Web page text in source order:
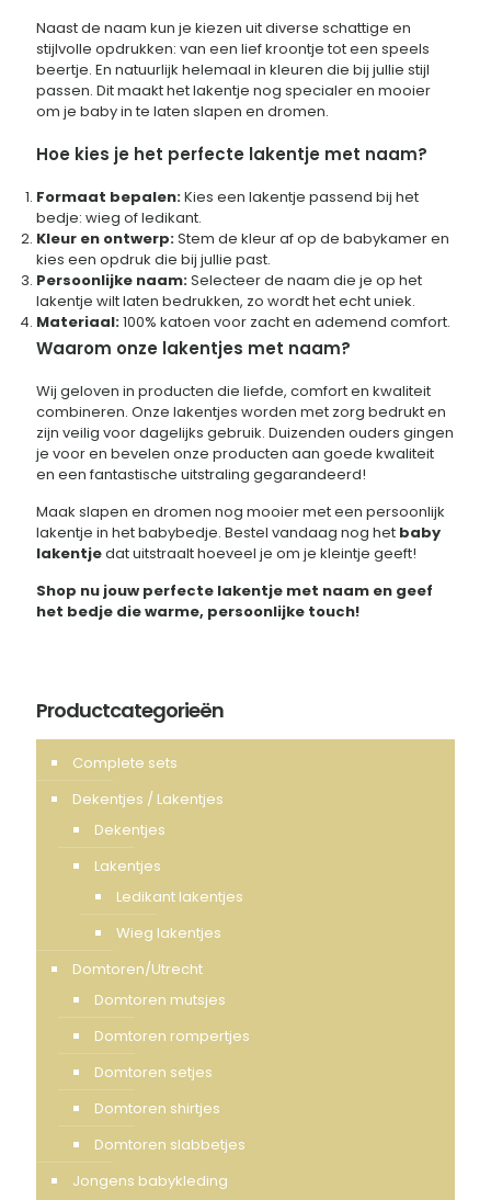
Naast de naam kun je kiezen uit diverse schattige en
stijlvolle opdrukken: van een lief kroontje tot een speels
beertje. En natuurlijk helemaal in kleuren die bij jullie stijl
passen. Dit maakt het lakentje nog specialer en mooier
om je baby in te laten slapen en dromen.
Hoe kies je het perfecte lakentje met naam?
Formaat bepalen:Kies een lakentje passend bij het
bedje: wieg of ledikant.
Kleur en ontwerp:Stem de kleur af op de babykamer en
kies een opdruk die bij jullie past.
Persoonlijke naam:Selecteer de naam die je op het
lakentje wilt laten bedrukken, zo wordt het echt uniek.
Materiaal:100% katoen voor zacht en ademend comfort.
Waarom onze lakentjes met naam?
Wij geloven in producten die liefde, comfort en kwaliteit
combineren. Onze lakentjes worden met zorg bedrukt en
zijn veilig voor dagelijks gebruik. Duizenden ouders gingen
je voor en bevelen onze producten aan goede kwaliteit
en een fantastische uitstraling gegarandeerd!
Maak slapen en dromen nog mooier met een persoonlijk
lakentje in het babybedje. Bestel vandaag nog het baby
lakentjedat uitstraalt hoeveel je om je kleintje geeft!
Shop nu jouw perfecte lakentje met naam en geef
het bedje die warme, persoonlijke touch!
Productcategorieën
Complete sets
Dekentjes / Lakentjes
Dekentjes
Lakentjes
Ledikant lakentjes
Wieg lakentjes
Domtoren/Utrecht
Domtoren mutsjes
Domtoren rompertjes
Domtoren setjes
Domtoren shirtjes
Domtoren slabbetjes
Jongens babykleding